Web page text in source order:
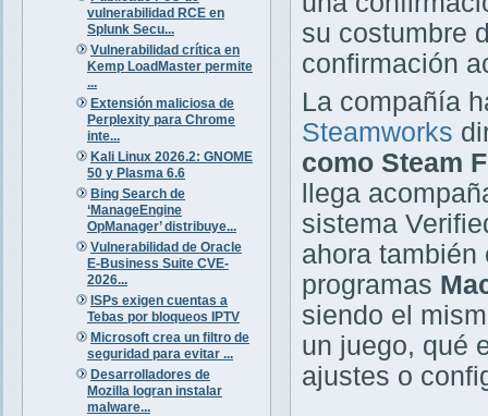
vulnerabilidad RCE en
Splunk Secu...
Vulnerabilidad crítica en
Kemp LoadMaster permite
...
Extensión maliciosa de
Perplexity para Chrome
inte...
Kali Linux 2026.2: GNOME
50 y Plasma 6.6
Bing Search de
‘ManageEngine
OpManager’ distribuye...
Vulnerabilidad de Oracle
E-Business Suite CVE-
2026...
ISPs exigen cuentas a
Tebas por bloqueos IPTV
Microsoft crea un filtro de
seguridad para evitar ...
Desarrolladores de
Mozilla logran instalar
malware...
su costumbre
confirmación
La compañía
Steamworks
como Steam
llega
sistema
ahora
programas
siendo el
un juego, qué
ajustes o